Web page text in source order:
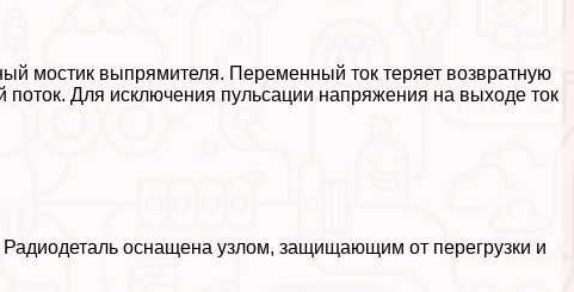
мостик выпрямителя. Переменный ток теряет возвратную
поток. Для исключения пульсации напряжения на выходе ток
оснащена узлом, защищающим от перегрузки и